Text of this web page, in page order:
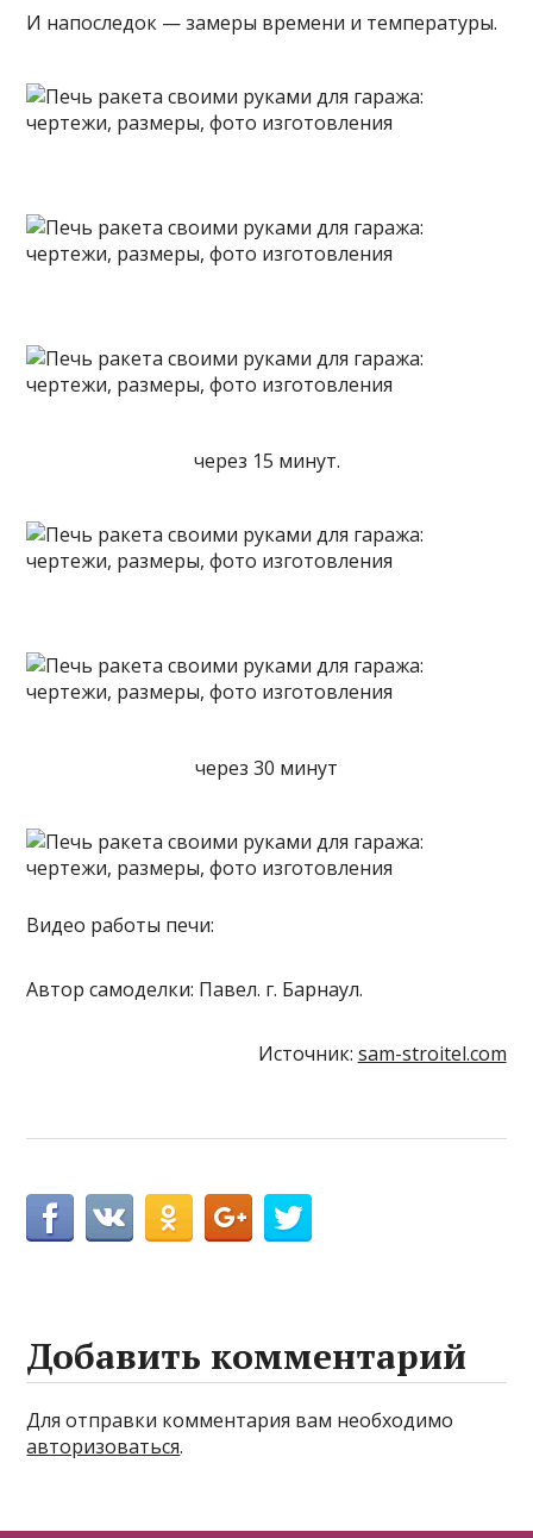
И напоследок — замеры времени и температуры.
через 15 минут.
через 30 минут
Видео работы печи:
Автор самоделки: Павел. г. Барнаул.
Источник: sam-stroitel.com
Добавить комментарий
Для отправки комментария вам необходимо
авторизоваться.